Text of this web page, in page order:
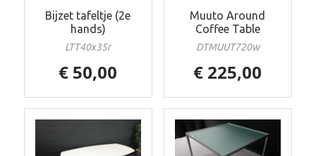
Bijzet tafeltje (2e
hands)
LTT40x35r
€ 50,00
Muuto Around
Coffee Table
DTMUUT720w
€ 225,00